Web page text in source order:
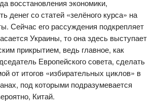
восстановления экономики,
денег со статей «зелёного курса» на
Сейчас его рассуждения подкрепляет
Украины, то она здесь выступает
прикрытием, ведь главное, как
Европейского совета, сделать
от итогов «избирательных циклов» в
под которыми подразумевается
Китай.